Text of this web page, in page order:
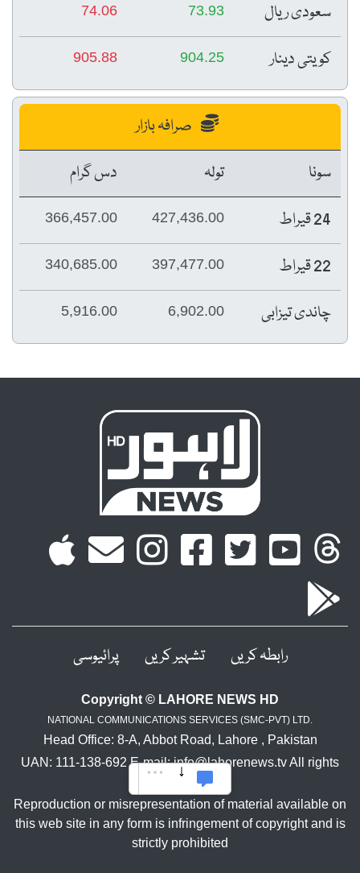
سعودی ریال 73.93
74.06
کویتی دینار 904.25
905.88
صرافہ بازار
سونا
تولہ
دس گرام
24 قیراط
427,436.00
366,457.00
22 قیراط 397,477.00
340,685.00
چاندی تیزابی 6,902.00
5,916.00
رابطہ کریں تشہیر کریں پرائیوسی
Copyright © LAHORE NEWS HD
NATIONAL COMMUNICATIONS SERVICES (SMC-PVT) LTD.
Head Office: 8-A, Abbot Road, Lahore , Pakistan
UAN: 111-138-692 E-mail: info@lahorenews.tv All rights
reserved.
Reproduction or misrepresentation of material available on
this web site in any form is infringement of copyright and is
strictly prohibited